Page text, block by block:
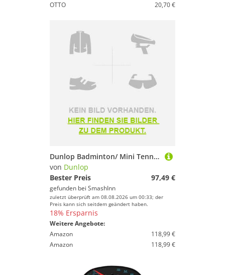
OTTO
20,70 €
Dunlop Badminton/ Mini Tennis Net Schwarz 6 m
von Dunlop
Bester Preis
97,49 €
gefunden bei SmashInn
zuletzt überprüft am 08.08.2026 um 00:33; der
Preis kann sich seitdem geändert haben.
18% Ersparnis
Weitere Angebote:
Amazon
118,99 €
Amazon
118,99 €